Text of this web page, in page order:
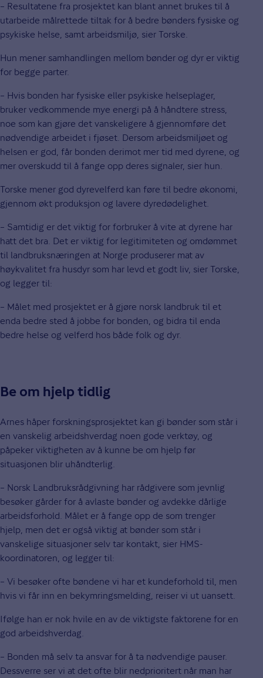
– Resultatene fra prosjektet kan blant annet brukes til å
utarbeide målrettede tiltak for å bedre bønders fysiske og
psykiske helse, samt arbeidsmiljø, sier Torske.
Hun mener samhandlingen mellom bønder og dyr er viktig
for begge parter.
– Hvis bonden har fysiske eller psykiske helseplager,
bruker vedkommende mye energi på å håndtere stress,
noe som kan gjøre det vanskeligere å gjennomføre det
nødvendige arbeidet i fjøset. Dersom arbeidsmiljøet og
helsen er god, får bonden derimot mer tid med dyrene, og
mer overskudd til å fange opp deres signaler, sier hun.
Torske mener god dyrevelferd kan føre til bedre økonomi,
gjennom økt produksjon og lavere dyredødelighet.
– Samtidig er det viktig for forbruker å vite at dyrene har
hatt det bra. Det er viktig for legitimiteten og omdømmet
til landbruksnæringen at Norge produserer mat av
høykvalitet fra husdyr som har levd et godt liv, sier Torske,
og legger til:
– Målet med prosjektet er å gjøre norsk landbruk til et
enda bedre sted å jobbe for bonden, og bidra til enda
bedre helse og velferd hos både folk og dyr.
Be om hjelp tidlig
Arnes håper forskningsprosjektet kan gi bønder som står i
en vanskelig arbeidshverdag noen gode verktøy, og
påpeker viktigheten av å kunne be om hjelp før
situasjonen blir uhåndterlig.
– Norsk Landbruksrådgivning har rådgivere som jevnlig
besøker gårder for å avlaste bønder og avdekke dårlige
arbeidsforhold. Målet er å fange opp de som trenger
hjelp, men det er også viktig at bønder som står i
vanskelige situasjoner selv tar kontakt, sier HMS-
koordinatoren, og legger til:
– Vi besøker ofte bøndene vi har et kundeforhold til, men
hvis vi får inn en bekymringsmelding, reiser vi ut uansett.
Ifølge han er nok hvile en av de viktigste faktorene for en
god arbeidshverdag.
– Bonden må selv ta ansvar for å ta nødvendige pauser.
Dessverre ser vi at det ofte blir nedprioritert når man har